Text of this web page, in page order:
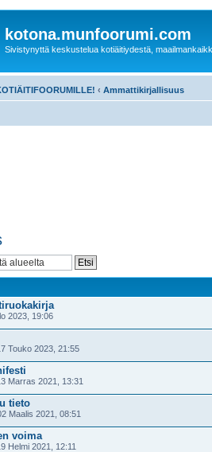
kotona.munfoorumi.com
Sivistynyttä keskustelua kotiäitiydestä,
‹ Ammattikirjallisuus
2023, 19:06
Touko 2023, 21:55
Marras 2021, 13:31
tieto
Maalis 2021, 08:51
voima
Helmi 2021, 12:11